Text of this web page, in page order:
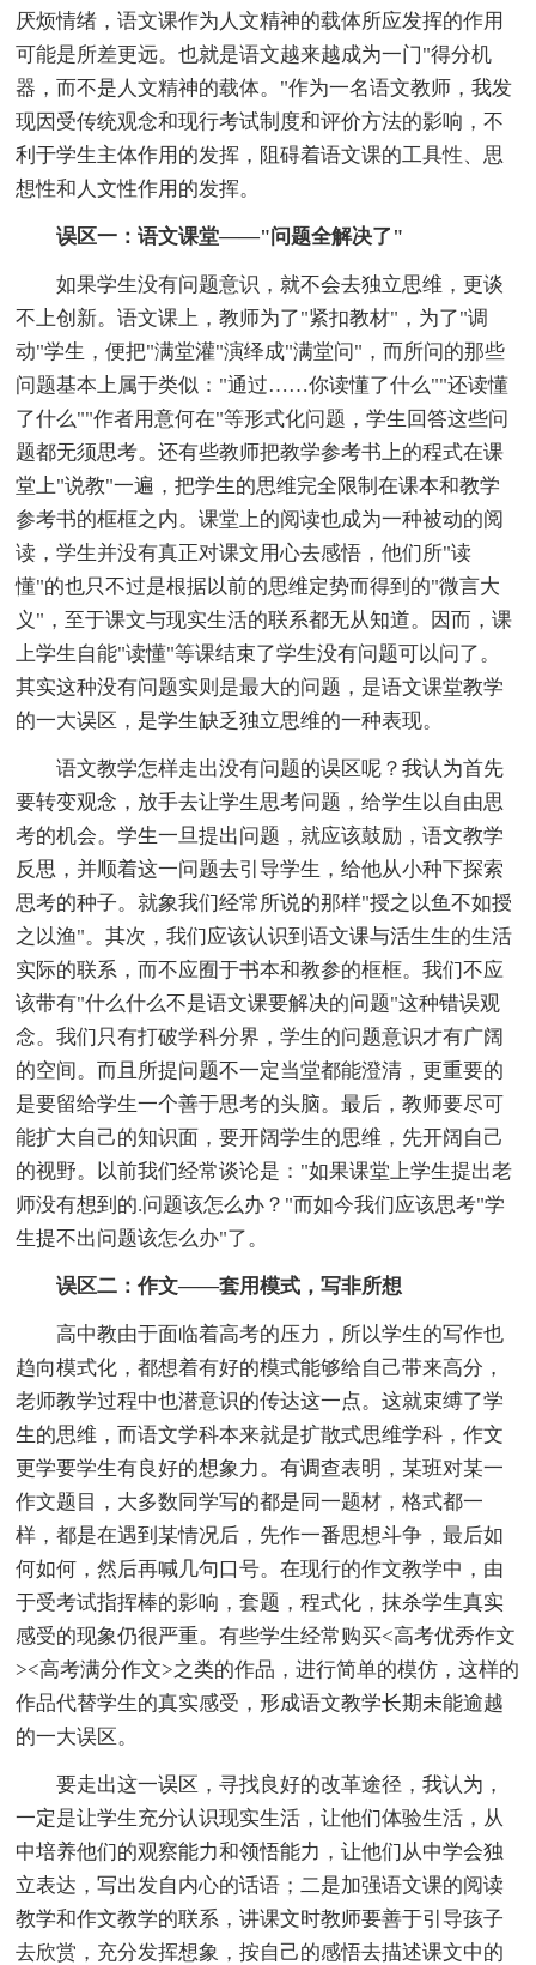
厌烦情绪，语文课作为人文精神的载体所应发挥的作用
可能是所差更远。也就是语文越来越成为一门"得分机
器，而不是人文精神的载体。"作为一名语文教师，我发
现因受传统观念和现行考试制度和评价方法的影响，不
利于学生主体作用的发挥，阻碍着语文课的工具性、思
想性和人文性作用的发挥。
误区一：语文课堂——"问题全解决了"
如果学生没有问题意识，就不会去独立思维，更谈
不上创新。语文课上，教师为了"紧扣教材"，为了"调
动"学生，便把"满堂灌"演绎成"满堂问"，而所问的那些
问题基本上属于类似："通过……你读懂了什么""还读懂
了什么""作者用意何在"等形式化问题，学生回答这些问
题都无须思考。还有些教师把教学参考书上的程式在课
堂上"说教"一遍，把学生的思维完全限制在课本和教学
参考书的框框之内。课堂上的阅读也成为一种被动的阅
读，学生并没有真正对课文用心去感悟，他们所"读
懂"的也只不过是根据以前的思维定势而得到的"微言大
义"，至于课文与现实生活的联系都无从知道。因而，课
上学生自能"读懂"等课结束了学生没有问题可以问了。
其实这种没有问题实则是最大的问题，是语文课堂教学
的一大误区，是学生缺乏独立思维的一种表现。
语文教学怎样走出没有问题的误区呢？我认为首先
要转变观念，放手去让学生思考问题，给学生以自由思
考的机会。学生一旦提出问题，就应该鼓励，语文教学
反思，并顺着这一问题去引导学生，给他从小种下探索
思考的种子。就象我们经常所说的那样"授之以鱼不如授
之以渔"。其次，我们应该认识到语文课与活生生的生活
实际的联系，而不应囿于书本和教参的框框。我们不应
该带有"什么什么不是语文课要解决的问题"这种错误观
念。我们只有打破学科分界，学生的问题意识才有广阔
的空间。而且所提问题不一定当堂都能澄清，更重要的
是要留给学生一个善于思考的头脑。最后，教师要尽可
能扩大自己的知识面，要开阔学生的思维，先开阔自己
的视野。以前我们经常谈论是："如果课堂上学生提出老
师没有想到的.问题该怎么办？"而如今我们应该思考"学
生提不出问题该怎么办"了。
误区二：作文——套用模式，写非所想
高中教由于面临着高考的压力，所以学生的写作也
趋向模式化，都想着有好的模式能够给自己带来高分，
老师教学过程中也潜意识的传达这一点。这就束缚了学
生的思维，而语文学科本来就是扩散式思维学科，作文
更学要学生有良好的想象力。有调查表明，某班对某一
作文题目，大多数同学写的都是同一题材，格式都一
样，都是在遇到某情况后，先作一番思想斗争，最后如
何如何，然后再喊几句口号。在现行的作文教学中，由
于受考试指挥棒的影响，套题，程式化，抹杀学生真实
感受的现象仍很严重。有些学生经常购买<高考优秀作文
><高考满分作文>之类的作品，进行简单的模仿，这样的
作品代替学生的真实感受，形成语文教学长期未能逾越
的一大误区。
要走出这一误区，寻找良好的改革途径，我认为，
一定是让学生充分认识现实生活，让他们体验生活，从
中培养他们的观察能力和领悟能力，让他们从中学会独
立表达，写出发自内心的话语；二是加强语文课的阅读
教学和作文教学的联系，讲课文时教师要善于引导孩子
去欣赏，充分发挥想象，按自己的感悟去描述课文中的